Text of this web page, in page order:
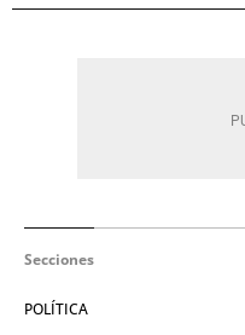
Secciones
POLÍTICA